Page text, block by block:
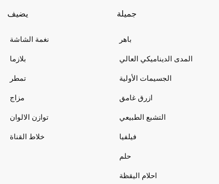
يضيف
نغمة الشاشة
بلازما
تمطر
مزاج
توازن الالوان
خلاط القناة
جميلة
باهر
المدى الديناميكي العالي
الجسيمات الأولية
ازرق غامق
التشبع الطبيعي
فيلفيا
حلم
احلام اليقظة